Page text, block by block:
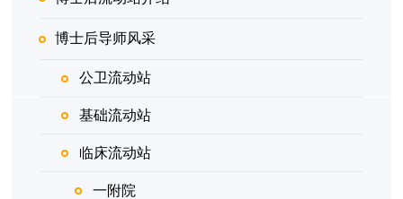
博士后导师风采
公卫流动站
基础流动站
临床流动站
一附院